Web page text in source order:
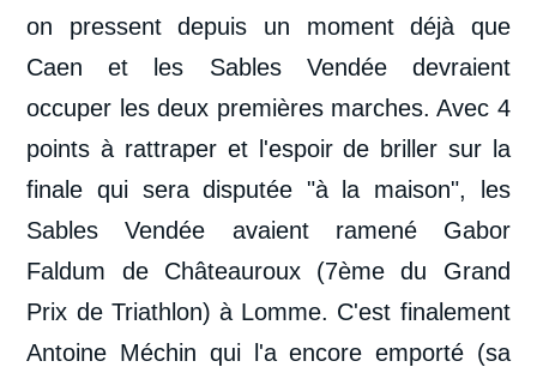
on pressent depuis un moment déjà que
Caen et les Sables Vendée devraient
occuper les deux premières marches. Avec 4
points à rattraper et l'espoir de briller sur la
finale qui sera disputée "à la maison", les
Sables Vendée avaient ramené Gabor
Faldum de Châteauroux (7ème du Grand
Prix de Triathlon) à Lomme. C'est finalement
Antoine Méchin qui l'a encore emporté (sa